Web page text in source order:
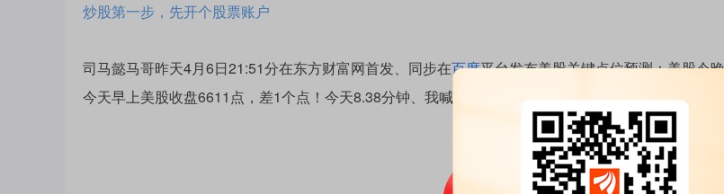
炒股第一步，先开个股票账户
司马懿马哥昨天4月6日21:51分在东方财富网首发、同步在百度平台发布美股关键点位预测：美股今
今天早上美股收盘6611点，差1个点！今天8.38分钟、我喊出A股3918点个人关点、仅供参考。